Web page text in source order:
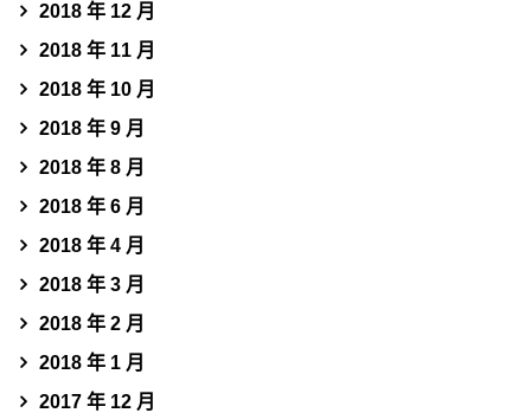
2018 年 12 月
2018 年 11 月
2018 年 10 月
2018 年 9 月
2018 年 8 月
2018 年 6 月
2018 年 4 月
2018 年 3 月
2018 年 2 月
2018 年 1 月
2017 年 12 月